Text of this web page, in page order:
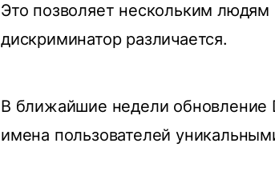
Это позволяет нескольким людям
дискриминатор различается.
В ближайшие недели обновление
имена пользователей